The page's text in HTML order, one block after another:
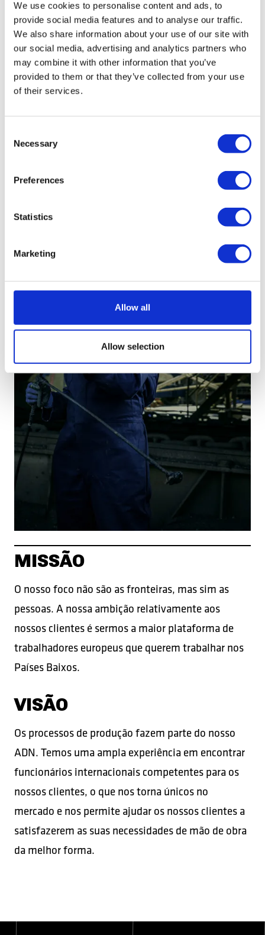
We use cookies to personalise content and ads, to
provide social media features and to analyse our traffic.
We also share information about your use of our site with
our social media, advertising and analytics partners who
may combine it with other information that you’ve
provided to them or that they’ve collected from your use
of their services.
Selection
Necessary
Preferences
Statistics
Marketing
Allow all
Allow selection
A DB Work é diferente. A nossa abordagem para
satisfazer as necessidades de mão de obra vai além
das fronteiras.
MISSÃO
O nosso foco não são as fronteiras, mas sim as
pessoas. A nossa ambição relativamente aos
nossos clientes é sermos a maior plataforma de
trabalhadores europeus que querem trabalhar nos
Países Baixos.
VISÃO
Os processos de produção fazem parte do nosso
ADN. Temos uma ampla experiência em encontrar
funcionários internacionais competentes para os
nossos clientes, o que nos torna únicos no
mercado e nos permite ajudar os nossos clientes a
satisfazerem as suas necessidades de mão de obra
da melhor forma.